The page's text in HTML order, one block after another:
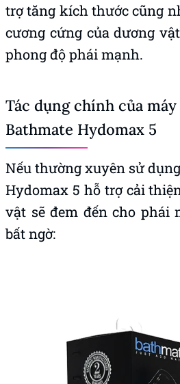
trợ tăng kích thước cũng
cương cứng của dương
phong độ phái mạnh.
Tác dụng chính của
Bathmate Hydomax 5
Nếu thường xuyên sử
Hydomax 5 hỗ trợ cải
vật sẽ đem đến cho phái
bất ngờ: